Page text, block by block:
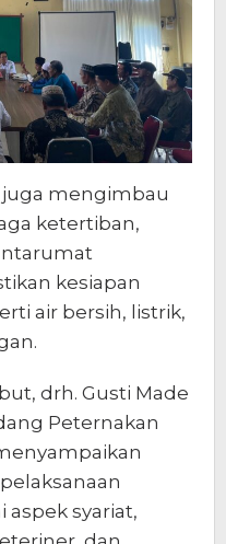
mengimbau
ketertiban,
kesiapan
air bersih, listrik,
drh. Gusti Made
Peternakan
syariat,